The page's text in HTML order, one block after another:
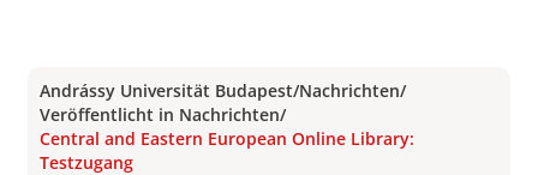
Andrássy Universität Budapest/Nachrichten/
Veröffentlicht in Nachrichten/
Central and Eastern European Online Library:
Testzugang